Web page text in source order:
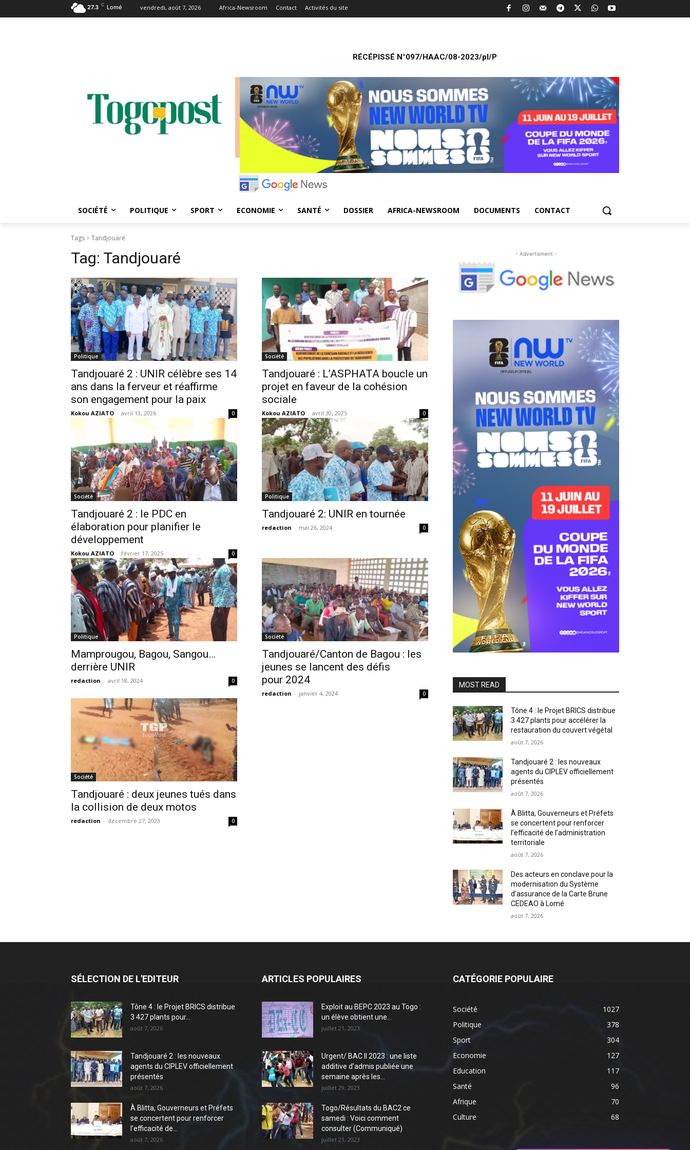
27.3 C Lomé vendredi, août 7, 2026 Africa-Newsroom Contact Activités du site
RÉCÉPISSÉ N°097/HAAC/08-2023/pl/P
SOCIÉTÉ POLITIQUE SPORT ECONOMIE SANTÉ DOSSIER AFRICA-NEWSROOM DOCUMENTS CONTACT
Tags Tandjouaré
Tag: Tandjouaré
Politique
Tandjouaré 2 : UNIR célèbre ses 14
ans dans la ferveur et réaffirme
son engagement pour la paix
Kokou AZIATO - avril 13, 2026 0
Société
Tandjouaré : L’ASPHATA boucle un
projet en faveur de la cohésion
sociale
Kokou AZIATO - avril 30, 2025 0
Société
Tandjouaré 2 : le PDC en
élaboration pour planifier le
développement
Kokou AZIATO - février 17, 2025 0
Politique
Tandjouaré 2: UNlR en tournée
redaction - mai 26, 2024 0
Politique
Mamprougou, Bagou, Sangou…
derrière UNIR
redaction - avril 18, 2024 0
Société
Tandjouaré/Canton de Bagou : les
jeunes se lancent des défis
pour 2024
redaction - janvier 4, 2024 0
Société
Tandjouaré : deux jeunes tués dans
la collision de deux motos
redaction - décembre 27, 2023 0
- Advertisment -
MOST READ
Tône 4 : le Projet BRICS distribue
3 427 plants pour accélérer la
restauration du couvert végétal
août 7, 2026
Tandjouaré 2 : les nouveaux
agents du CIPLEV officiellement
présentés
août 7, 2026
À Blitta, Gouverneurs et Préfets
se concertent pour renforcer
l’efficacité de l’administration
territoriale
août 7, 2026
Des acteurs en conclave pour la
modernisation du Système
d’assurance de la Carte Brune
CEDEAO à Lomé
août 7, 2026
SÉLECTION DE L'EDITEUR
Tône 4 : le Projet BRICS distribue
3 427 plants pour...
août 7, 2026
Tandjouaré 2 : les nouveaux
agents du CIPLEV officiellement
présentés
août 7, 2026
À Blitta, Gouverneurs et Préfets
se concertent pour renforcer
l’efficacité de...
août 7, 2026
ARTICLES POPULAIRES
Exploit au BEPC 2023 au Togo :
un élève obtient une...
juillet 21, 2023
Urgent/ BAC II 2023 : une liste
additive d’admis publiée une
semaine après les...
juillet 29, 2023
Togo/Résultats du BAC2 ce
samedi : Voici comment
consulter (Communiqué)
juillet 21, 2023
CATÉGORIE POPULAIRE
Société
1027
Politique
378
Sport
304
Economie
127
Education
117
Santé
96
Afrique
70
Culture
68